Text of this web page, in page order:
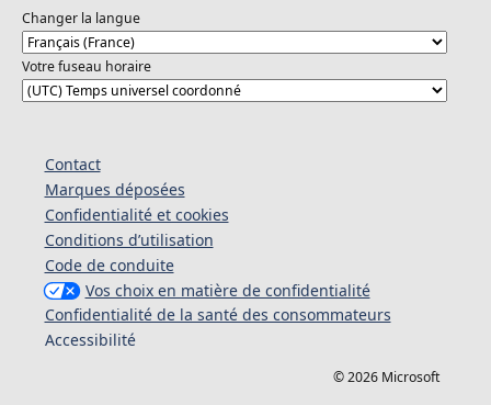
Changer la langue
Votre fuseau horaire
Contact
Marques déposées
Confidentialité et cookies
Conditions d’utilisation
Code de conduite
Vos choix en matière de confidentialité
Confidentialité de la santé des consommateurs
Accessibilité
© 2026 Microsoft